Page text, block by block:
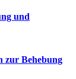
und
zur Behebung